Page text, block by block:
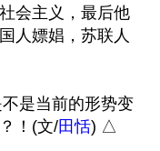
会主义，最后他
人嫖娼，苏联人
是当前的形势变
！(文/田恬) △